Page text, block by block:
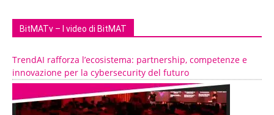
BitMATv – I video di BitMAT
TrendAI rafforza l’ecosistema: partnership, competenze e
innovazione per la cybersecurity del futuro